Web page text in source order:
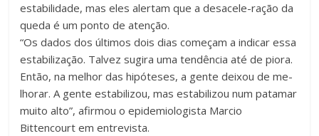
estabilidade, mas eles alertam que a desacele-ração da
queda é um ponto de atenção.
“Os dados dos últimos dois dias começam a indicar essa
estabilização. Talvez sugira uma tendência até de piora.
Então, na melhor das hipóteses, a gente deixou de me-
lhorar. A gente estabilizou, mas estabilizou num patamar
muito alto”, afirmou o epidemiologista Marcio
Bittencourt em entrevista.